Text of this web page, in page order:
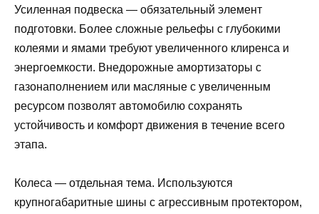
Усиленная подвеска — обязательный элемент
подготовки. Более сложные рельефы с глубокими
колеями и ямами требуют увеличенного клиренса и
энергоемкости. Внедорожные амортизаторы с
газонаполнением или масляные с увеличенным
ресурсом позволят автомобилю сохранять
устойчивость и комфорт движения в течение всего
этапа.
Колеса — отдельная тема. Используются
крупногабаритные шины с агрессивным протектором,